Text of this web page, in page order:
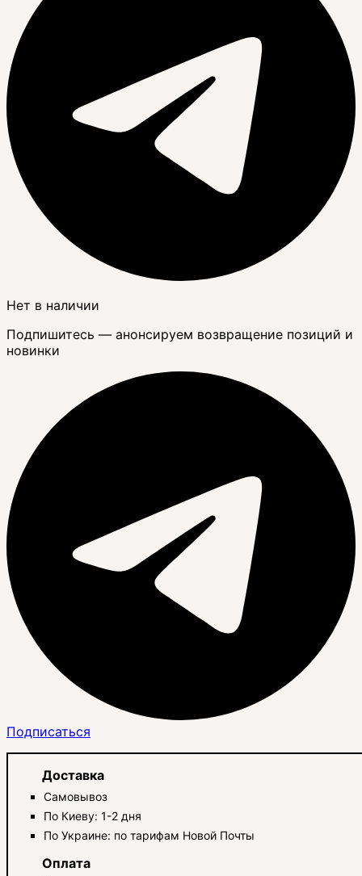
Нет в наличии
Подпишитесь — анонсируем возвращение позиций и
новинки
Подписаться
Доставка
Самовывоз
По Киеву: 1-2 дня
По Украине: по тарифам Новой Почты
Оплата